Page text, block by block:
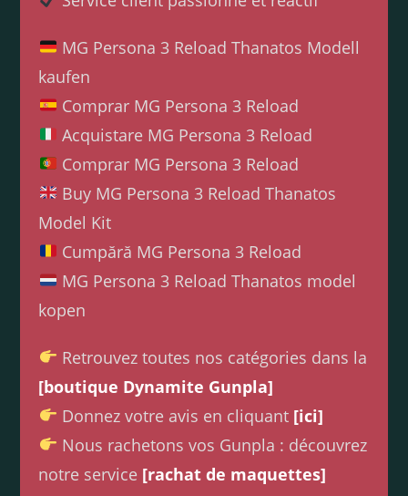
MG Persona 3 Reload Thanatos Modell
kaufen
Comprar MG Persona 3 Reload
Acquistare MG Persona 3 Reload
Comprar MG Persona 3 Reload
Buy MG Persona 3 Reload Thanatos
Model Kit
Cumpără MG Persona 3 Reload
MG Persona 3 Reload Thanatos model
kopen
Retrouvez toutes nos catégories dans la
[boutique Dynamite Gunpla]
Donnez votre avis en cliquant [ici]
Nous rachetons vos Gunpla : découvrez
notre service [rachat de maquettes]